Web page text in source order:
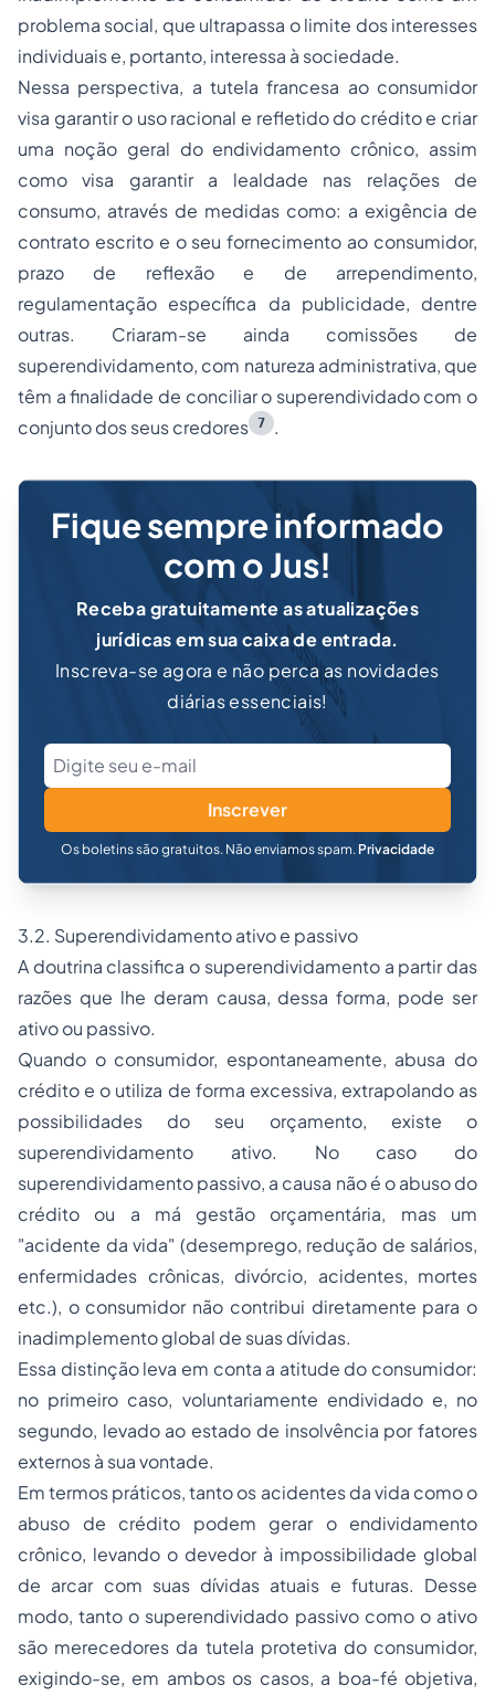
problema social, que ultrapassa o limite dos interesses
individuais e, portanto, interessa à sociedade.
Nessa perspectiva, a tutela francesa ao consumidor
visa garantir o uso racional e refletido do crédito e criar
uma noção geral do endividamento crônico, assim
como visa garantir a lealdade nas relações de
consumo, através de medidas como: a exigência de
contrato escrito e o seu fornecimento ao consumidor,
prazo de reflexão e de arrependimento,
regulamentação específica da publicidade, dentre
outras. Criaram-se ainda comissões de
superendividamento, com natureza administrativa, que
têm a finalidade de conciliar o superendividado com o
conjunto dos seus credores 7 .
Fique sempre informado
com o Jus!
Receba gratuitamente as atualizações
jurídicas em sua caixa de entrada.
Inscreva-se agora e não perca as novidades
diárias essenciais!
Inscrever
Os boletins são gratuitos. Não enviamos spam. Privacidade
3.2. Superendividamento ativo e passivo
A doutrina classifica o superendividamento a partir das
razões que lhe deram causa, dessa forma, pode ser
ativo ou passivo.
Quando o consumidor, espontaneamente, abusa do
crédito e o utiliza de forma excessiva, extrapolando as
possibilidades do seu orçamento, existe o
superendividamento ativo. No caso do
superendividamento passivo, a causa não é o abuso do
crédito ou a má gestão orçamentária, mas um
"acidente da vida" (desemprego, redução de salários,
enfermidades crônicas, divórcio, acidentes, mortes
etc.), o consumidor não contribui diretamente para o
inadimplemento global de suas dívidas.
Essa distinção leva em conta a atitude do consumidor:
no primeiro caso, voluntariamente endividado e, no
segundo, levado ao estado de insolvência por fatores
externos à sua vontade.
Em termos práticos, tanto os acidentes da vida como o
abuso de crédito podem gerar o endividamento
crônico, levando o devedor à impossibilidade global
de arcar com suas dívidas atuais e futuras. Desse
modo, tanto o superendividado passivo como o ativo
são merecedores da tutela protetiva do consumidor,
exigindo-se, em ambos os casos, a boa-fé objetiva,